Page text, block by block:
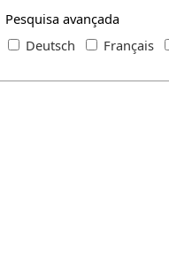
Pesquisa avançada
Deutsch Français